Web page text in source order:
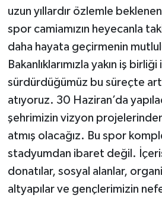
uzun yıllardır özlemle
spor camiamızın heyecanla
daha hayata geçirmenin
Bakanlıklarımızla yakın iş
sürdürdüğümüz bu süreçte
atıyoruz. 30 Haziran’da
şehrimizin vizyon
atmış olacağız. Bu spor
stadyumdan ibaret değil.
donatılar, sosyal alanlar,
altyapılar ve gençlerimizin